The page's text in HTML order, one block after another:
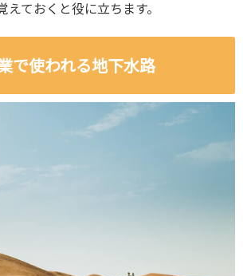
ておくと役に立ちます。
で使われる地下水路